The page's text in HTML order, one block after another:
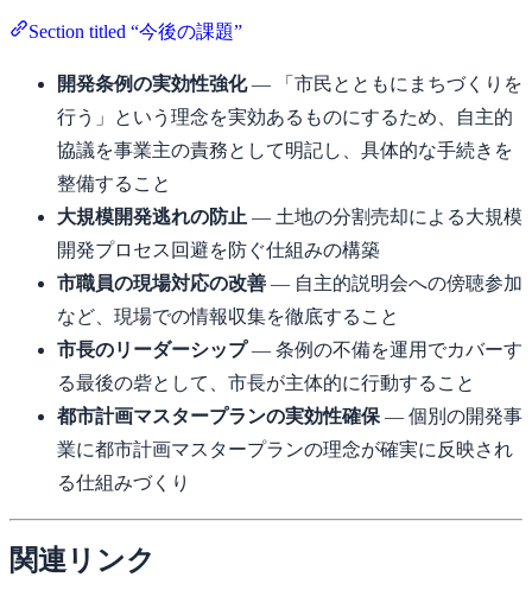
Section titled “今後の課題”
開発条例の実効性強化— 「市民とともにまちづくりを
行う」という理念を実効あるものにするため、自主的
協議を事業主の責務として明記し、具体的な手続きを
整備すること
大規模開発逃れの防止 — 土地の分割売却による大規模
開発プロセス回避を防ぐ仕組みの構築
市職員の現場対応の改善 — 自主的説明会への傍聴参加
など、現場での情報収集を徹底すること
市長のリーダーシップ— 条例の不備を運用でカバーす
る最後の砦として、市長が主体的に行動すること
都市計画マスタープランの実効性確保 — 個別の開発事
業に都市計画マスタープランの理念が確実に反映され
る仕組みづくり
関連リンク